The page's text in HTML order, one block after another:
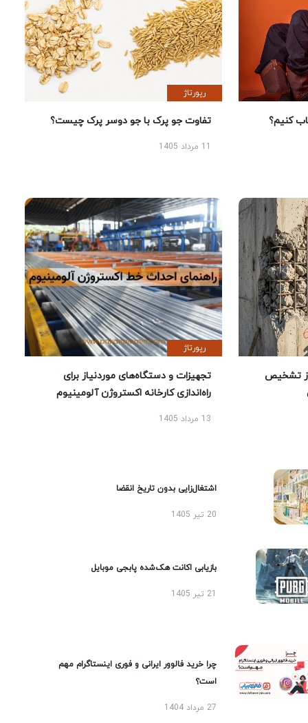
کنیم؟
رپورتاژ
تفاوت جو پرک با جو دوسر پرک چیست؟
تشخیص
رپورتاژ
تجهیزات و دستگاه‌های موردنیاز برای
راه‌اندازی کارخانه اکستروژن آلومینیوم
13 مرداد 1405
اشتغال‌زایی بدون تاریخ انقضا
20 تیر 1405
بازیابی اکانت هک‌شده پابجی موبایل
چرا خرید فالوور ایرانی و فوری اینستاگرام مهم
است؟
27 مرداد 1404